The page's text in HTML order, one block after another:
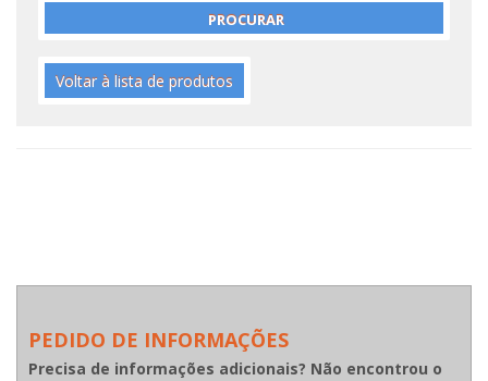
Voltar à lista de produtos
PEDIDO DE INFORMAÇÕES
Precisa de informações adicionais? Não encontrou o